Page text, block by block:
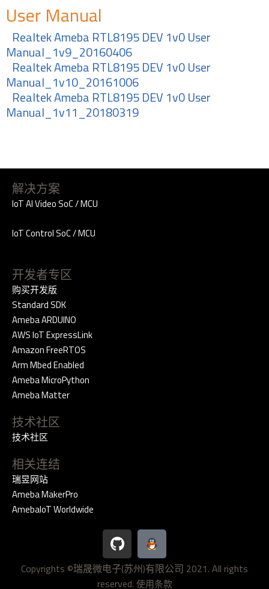
User Manual
Realtek Ameba RTL8195 DEV 1v0 User
Manual_1v9_20160406
Realtek Ameba RTL8195 DEV 1v0 User
Manual_1v10_20161006
Realtek Ameba RTL8195 DEV 1v0 User
Manual_1v11_20180319
解决方案
IoT AI Video SoC / MCU
IoT Control SoC / MCU
开发者专区
购买开发版
Standard SDK
Ameba ARDUINO
AWS IoT ExpressLink
Amazon FreeRTOS
Arm Mbed Enabled
Ameba MicroPython
Ameba Matter
技术社区
技术社区
相关连结
瑞昱网站
Ameba MakerPro
AmebaIoT Worldwide
G
i
t
h
Copyrights ©瑞晟微电子(苏州)有限公司 2021. All rights
reserved. 使用条款